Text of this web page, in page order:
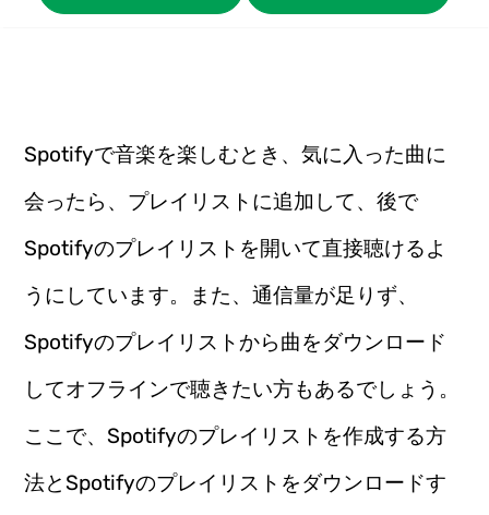
Spotifyで音楽を楽しむとき、気に入った曲に
会ったら、プレイリストに追加して、後で
Spotifyのプレイリストを開いて直接聴けるよ
うにしています。また、通信量が足りず、
Spotifyのプレイリストから曲をダウンロード
してオフラインで聴きたい方もあるでしょう。
ここで、Spotifyのプレイリストを作成する方
法とSpotifyのプレイリストをダウンロードす